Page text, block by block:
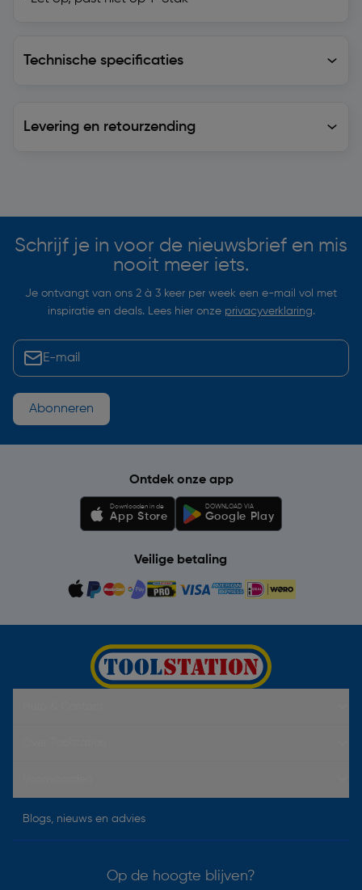
Technische specificaties
Levering en retourzending
Schrijf je in voor de nieuwsbrief en mis
nooit meer iets.
Je ontvangt van ons 2 à 3 keer per week een e-mail vol met
inspiratie en deals. Lees hier onze privacyverklaring.
Abonneren
Ontdek onze app
Downloaden in de
App Store
DOWNLOAD VIA
Google Play
Veilige betaling
Blogs, nieuws en advies
Op de hoogte blijven?